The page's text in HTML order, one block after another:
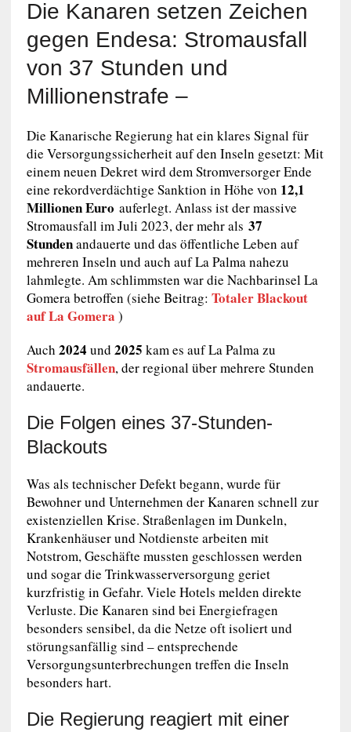
Die Kanaren setzen Zeichen
gegen Endesa: Stromausfall
von 37 Stunden und
Millionenstrafe –
Die Kanarische Regierung hat ein klares Signal für
die Versorgungssicherheit auf den Inseln gesetzt: Mit
einem neuen Dekret wird dem Stromversorger Ende
eine rekordverdächtige Sanktion in Höhe von 12,1
Millionen Euro auferlegt. Anlass ist der massive
Stromausfall im Juli 2023, der mehr als 37
Stundenandauerte und das öffentliche Leben auf
mehreren Inseln und auch auf La Palma nahezu
lahmlegte. Am schlimmsten war die Nachbarinsel La
Gomera betroffen (siehe Beitrag: Totaler Blackout
auf La Gomera )
Auch 2024 und 2025 kam es auf La Palma zu
Stromausfällen​, der regional über mehrere Stunden
andauerte.
Die Folgen eines 37-Stunden-
Blackouts
Was als technischer Defekt begann, wurde für
Bewohner und Unternehmen der Kanaren schnell zur
existenziellen Krise. Straßenlagen im Dunkeln,
Krankenhäuser und Notdienste arbeiten mit
Notstrom, Geschäfte mussten geschlossen werden
und sogar die Trinkwasserversorgung geriet
kurzfristig in Gefahr. Viele Hotels melden direkte
Verluste. Die Kanaren sind bei Energiefragen
besonders sensibel, da die Netze oft isoliert und
störungsanfällig sind – entsprechende
Versorgungsunterbrechungen treffen die Inseln
besonders hart.
Die Regierung reagiert mit einer